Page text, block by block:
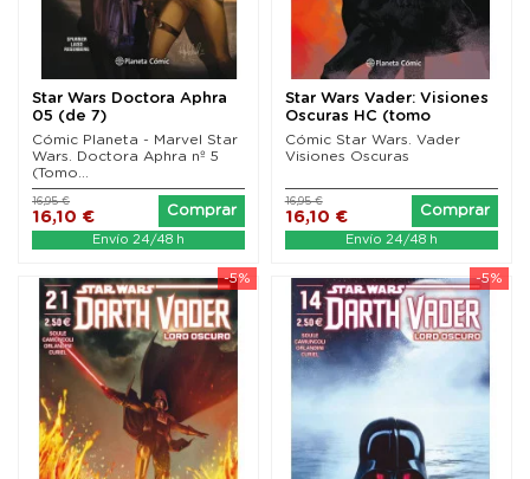
Star Wars Doctora Aphra
05 (de 7)
Cómic Planeta - Marvel Star
Wars. Doctora Aphra nº 5
(Tomo...
16,10 €
16,95 €
Comprar
Envío 24/48 h
Star Wars Vader: Visiones
Oscuras HC (tomo
recopilatorio)
Cómic Star Wars. Vader
Visiones Oscuras
16,10 €
16,95 €
Comprar
Envío 24/48 h
-5% -5%